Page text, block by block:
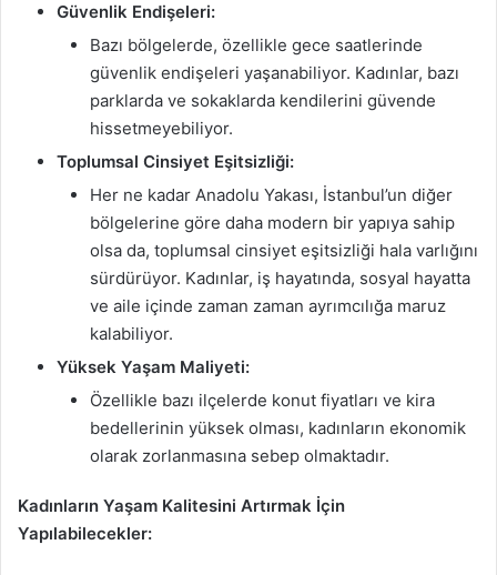
Güvenlik Endişeleri:
Bazı bölgelerde, özellikle gece saatlerinde
güvenlik endişeleri yaşanabiliyor. Kadınlar, bazı
parklarda ve sokaklarda kendilerini güvende
hissetmeyebiliyor.
Toplumsal Cinsiyet Eşitsizliği:
Her ne kadar Anadolu Yakası, İstanbul’un diğer
bölgelerine göre daha modern bir yapıya sahip
olsa da, toplumsal cinsiyet eşitsizliği hala varlığını
sürdürüyor. Kadınlar, iş hayatında, sosyal hayatta
ve aile içinde zaman zaman ayrımcılığa maruz
kalabiliyor.
Yüksek Yaşam Maliyeti:
Özellikle bazı ilçelerde konut fiyatları ve kira
bedellerinin yüksek olması, kadınların ekonomik
olarak zorlanmasına sebep olmaktadır.
Kadınların Yaşam Kalitesini Artırmak İçin
Yapılabilecekler: